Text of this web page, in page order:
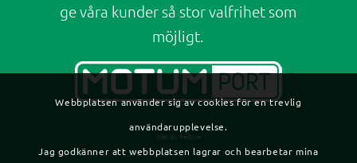
ge våra kunder så stor valfrihet som
möjligt.
Web by Redkite
Webbplatsen använder sig av cookies för en trevlig
användarupplevelse.
Jag godkänner att webbplatsen lagrar och bearbetar mina